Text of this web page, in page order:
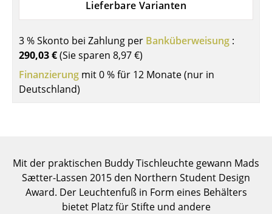
Konferenztische
Stehtische & Stehpulte
Kindertische
Einzelteile
... alle Tische
Lieferbare Varianten
3 % Skonto bei Zahlung per Banküberweisung :
290,03 €(Sie sparen 8,97 €)
Finanzierung mit 0 % für 12 Monate (nur in
Deutschland)
Mit der praktischen Buddy Tischleuchte gewann Mads
Sætter-Lassen 2015 den Northern Student Design
Award. Der Leuchtenfuß in Form eines Behälters
bietet Platz für Stifte und andere